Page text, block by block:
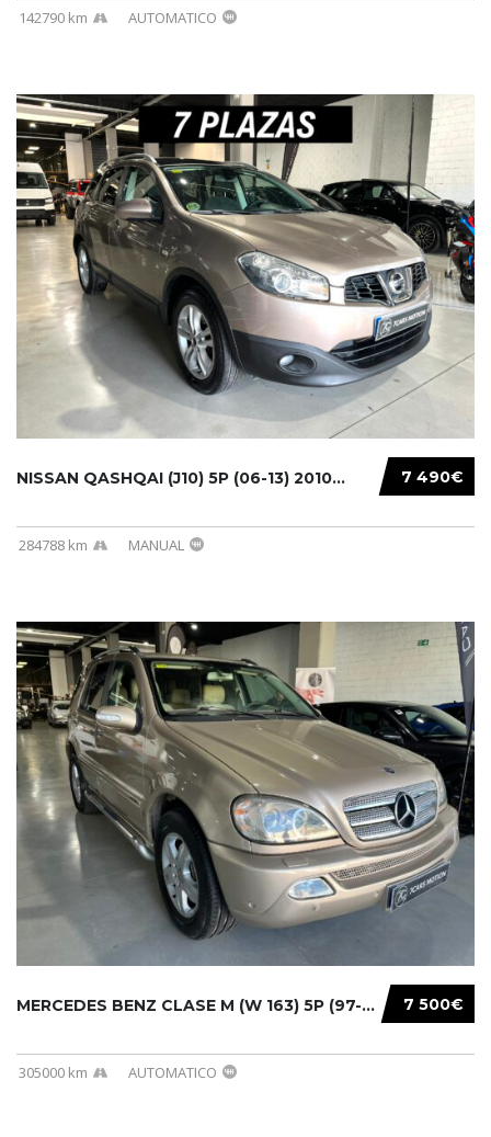
142790 km AUTOMATICO
7 490€
NISSAN QASHQAI (J10) 5P (06-13) 2010...
284788 km MANUAL
7 500€
MERCEDES BENZ CLASE M (W 163) 5P (97-05) 200...
305000 km AUTOMATICO